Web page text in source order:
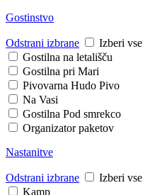
Gostinstvo
Odstrani izbrane
Izberi vse
Gostilna na letališču
Gostilna pri Mari
Pivovarna Hudo Pivo
Na Vasi
Gostilna Pod smrekco
Organizator paketov
Nastanitve
Odstrani izbrane
Izberi vse
Kamp